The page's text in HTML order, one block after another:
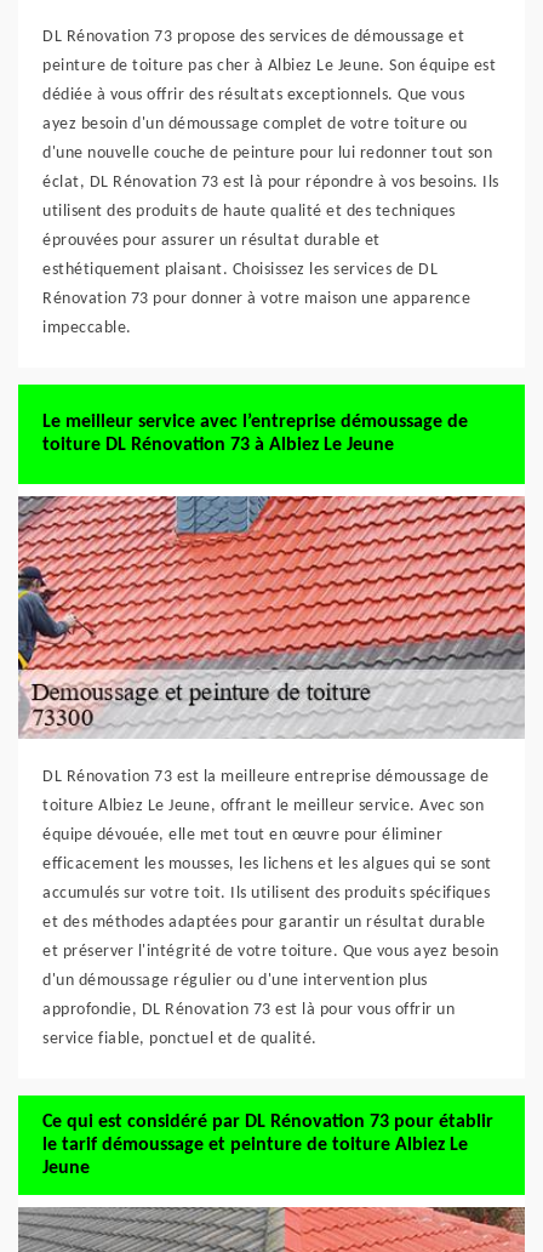
DL Rénovation 73 propose des services de démoussage et
peinture de toiture pas cher à Albiez Le Jeune. Son équipe est
dédiée à vous offrir des résultats exceptionnels. Que vous
ayez besoin d'un démoussage complet de votre toiture ou
d'une nouvelle couche de peinture pour lui redonner tout son
éclat, DL Rénovation 73 est là pour répondre à vos besoins. Ils
utilisent des produits de haute qualité et des techniques
éprouvées pour assurer un résultat durable et
esthétiquement plaisant. Choisissez les services de DL
Rénovation 73 pour donner à votre maison une apparence
impeccable.
Le meilleur service avec l’entreprise démoussage de
toiture DL Rénovation 73 à Albiez Le Jeune
DL Rénovation 73 est la meilleure entreprise démoussage de
toiture Albiez Le Jeune, offrant le meilleur service. Avec son
équipe dévouée, elle met tout en œuvre pour éliminer
efficacement les mousses, les lichens et les algues qui se sont
accumulés sur votre toit. Ils utilisent des produits spécifiques
et des méthodes adaptées pour garantir un résultat durable
et préserver l'intégrité de votre toiture. Que vous ayez besoin
d'un démoussage régulier ou d'une intervention plus
approfondie, DL Rénovation 73 est là pour vous offrir un
service fiable, ponctuel et de qualité.
Ce qui est considéré par DL Rénovation 73 pour établir
le tarif démoussage et peinture de toiture Albiez Le
Jeune